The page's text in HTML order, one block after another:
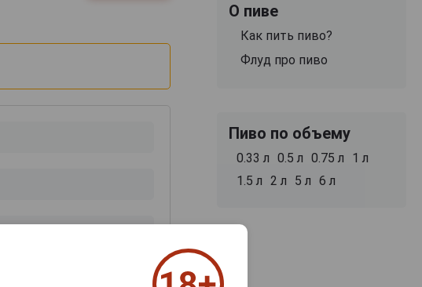
О пиве
Как пить пиво?
Флуд про пиво
Пиво по объему
0.33 л 0.5 л 0.75 л
1 л
1.5 л
2 л 5 л 6 л